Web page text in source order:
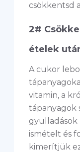
csökkentsd
2#
ételek
A cukor
vitamin, a
tápanyagok
gyulladások
ismételt és
kimerítjük